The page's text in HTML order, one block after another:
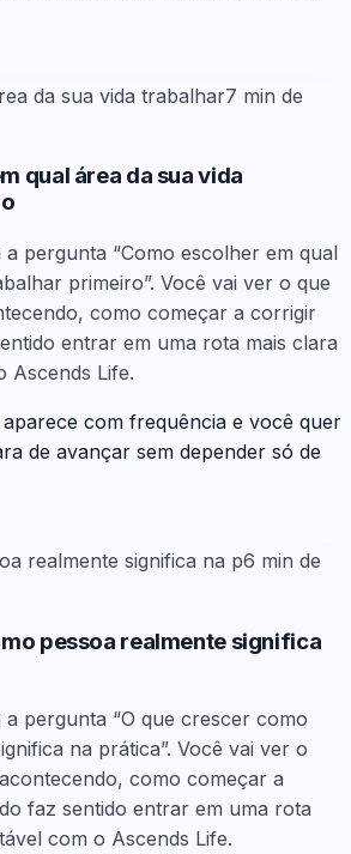
da sua vida trabalhar7 min de
qual área da sua vida
pergunta “Como escolher em qual
primeiro”. Você vai ver o que
como começar a corrigir
entrar em uma rota mais clara
Ascends Life.
com frequência e você quer
de avançar sem depender só de
realmente significa na p6 min de
pessoa realmente significa
pergunta “O que crescer como
na prática”. Você vai ver o
como começar a
faz sentido entrar em uma rota
com o Ascends Life.